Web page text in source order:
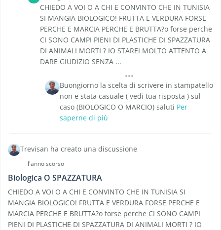
CHIEDO A VOI O A CHI E CONVINTO CHE IN TUNISIA
SI MANGIA BIOLOGICO! FRUTTA E VERDURA FORSE
PERCHE E MARCIA PERCHE E BRUTTA?o forse perche
CI SONO CAMPI PIENI DI PLASTICHE DI SPAZZATURA
DI ANIMALI MORTI ? IO STAREI MOLTO ATTENTO A
DARE GIUDIZIO SENZA ...
Buongiorno la scelta di scrivere in stampatello
non e stata casuale ( vedi tua risposta ) sul
caso (BIOLOGICO O MARCIO) saluti Per
saperne di più
Trevisan ha creato una discussione
l'anno scorso
Biologica O SPAZZATURA
CHIEDO A VOI O A CHI E CONVINTO CHE IN TUNISIA SI
MANGIA BIOLOGICO! FRUTTA E VERDURA FORSE PERCHE E
MARCIA PERCHE E BRUTTA?o forse perche CI SONO CAMPI
PIENI DI PLASTICHE DI SPAZZATURA DI ANIMALI MORTI ? IO